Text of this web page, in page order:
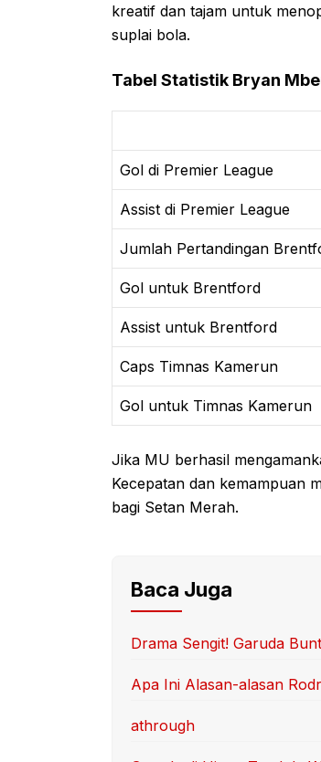
kreatif dan tajam untuk
suplai bola.
Tabel Statistik Bryan
Gol di Premier League
Assist di Premier League
Jumlah Pertandingan
Gol untuk Brentford
Assist untuk Brentford
Caps Timnas Kamerun
Gol untuk Timnas Kamerun
Jika MU berhasil
Kecepatan dan kemampuan
bagi Setan Merah.
Baca Juga
Drama Sengit! Garuda
Apa Ini Alasan-alasan
athrough